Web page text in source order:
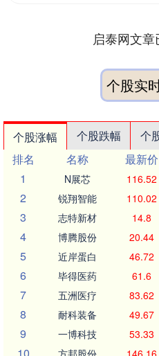
启泰网文
个股实
个股涨幅 个股跌幅 个
排名
名称 最新价
1
N展芯 116.52
2 锐翔智能 110.02
3 志特新材 14.8
4 博腾股份 20.44
5 近岸蛋白 46.72
6 毕得医药 61.6
7 五洲医疗 83.62
8 耐科装备 49.67
9 一博科技 53.33
方邦股份 146.16